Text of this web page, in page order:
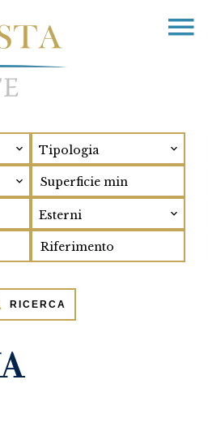
Tipologia
Esterni
RICERCA